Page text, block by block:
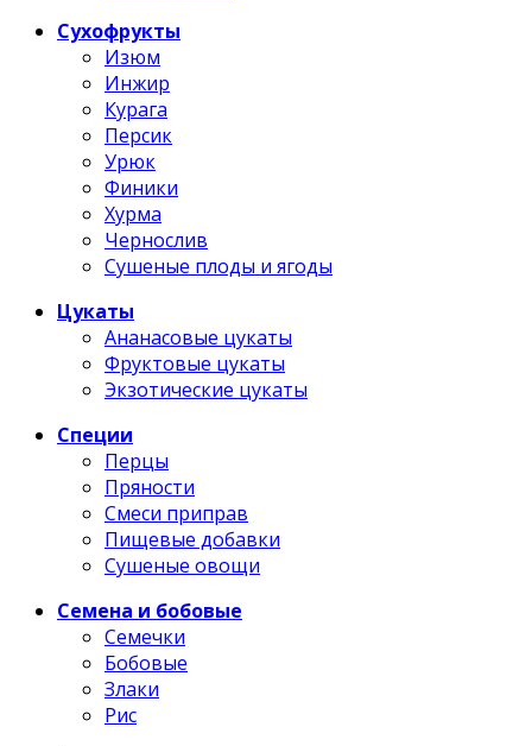
Сухофрукты
Изюм
Инжир
Курага
Персик
Урюк
Финики
Хурма
Чернослив
Сушеные плоды и ягоды
Цукаты
Ананасовые цукаты
Фруктовые цукаты
Экзотические цукаты
Специи
Перцы
Пряности
Смеси приправ
Пищевые добавки
Сушеные овощи
Семена и бобовые
Семечки
Бобовые
Злаки
Рис